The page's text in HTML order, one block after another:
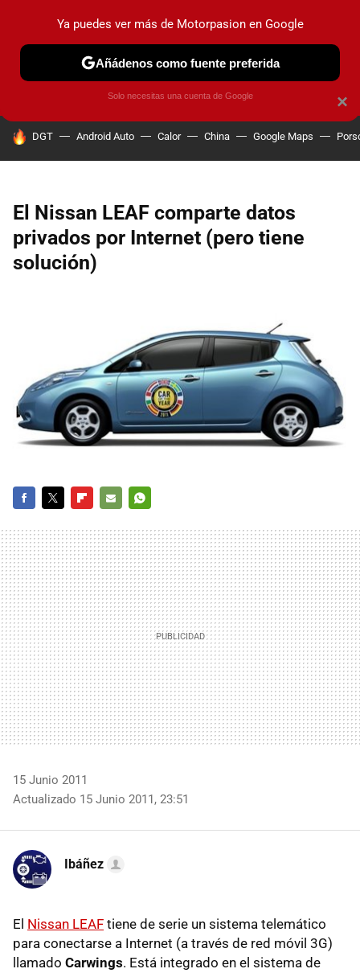
PRUEBAS COCHES ELÉCTRICOS OBSERVATORIO
HOY SE HABLA DE
DGT Android Auto Calor China Google Maps
El Nissan LEAF comparte datos
privados por Internet (pero tiene
solución)
MAIL
15 Junio 2011
Actualizado 15 Junio 2011, 23:51
Ibáñez
El Nissan LEAF tiene de serie un sistema telemático
para conectarse a Internet (a través de red móvil 3G)
llamado Carwings. Está integrado en el sistema de
×
Ya puedes ver más de Motorpasion en Google
Añádenos como fuente preferida
Solo necesitas una cuenta de Google